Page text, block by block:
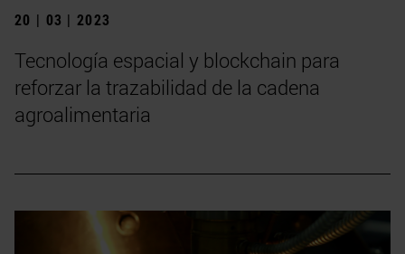
20 | 03 | 2023
Tecnología espacial y blockchain para
reforzar la trazabilidad de la cadena
agroalimentaria